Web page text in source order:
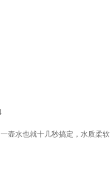
水也就十几秒搞定，水质柔